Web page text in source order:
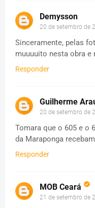
Demysson
20 de setembro de
Sinceramente, pelas
muuuuito nesta obra e
Responder
Guilherme
20 de setembro de
Tomara que o 605 e o
da Maraponga
Responder
MOB Ceará
21 de setembro de